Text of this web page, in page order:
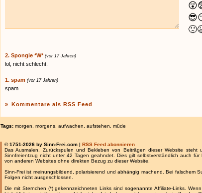
😲
😎
🙁
2. Spongie *W* (vor 17 Jahren)
lol, nicht schlecht.
1. spam (vor 17 Jahren)
spam
» Kommentare als RSS Feed
Tags: morgen morgens aufwachen aufstehen müde
© 1751-2026 by Sinn-Frei.com | RSS Feed abonnieren
Das Ausmalen, Zurückspulen und Bekleben von Beiträgen dieser Website steht
Sinnfreientzug nicht unter 42 Tagen geahndet. Dies gilt selbstverständlich auch für
von anderen Websites ohne direkten Bezug zu dieser Website.
Sinn-Frei ist meinungsbildend, polarisierend und abhängig machend. Bei falschem
Folgen nicht ausgeschlossen.
Die mit Sternchen (*) gekennzeichneten Links sind sogenannte Affiliate-Links.